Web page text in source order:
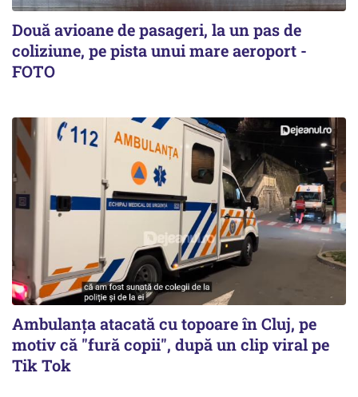
Două avioane de pasageri, la un pas de
coliziune, pe pista unui mare aeroport -
FOTO
Ambulanța atacată cu topoare în Cluj, pe
motiv că "fură copii", după un clip viral pe
Tik Tok